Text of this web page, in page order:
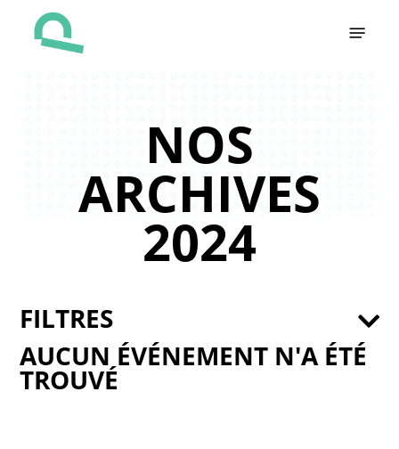
NOS
ARCHIVES
2024
AUCUN ÉVÉNEMENT N'A ÉTÉ
TROUVÉ
FILTRES